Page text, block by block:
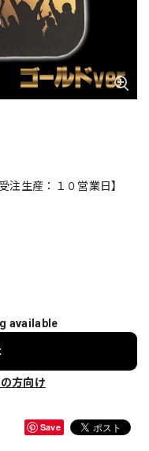
注生産：１０営業日】
available
方向け
Save